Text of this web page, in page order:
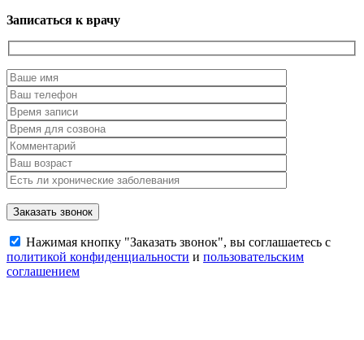
Записаться к врачу
Нажимая кнопку "Заказать звонок", вы соглашаетесь с
политикой конфиденциальности и пользовательским
соглашением